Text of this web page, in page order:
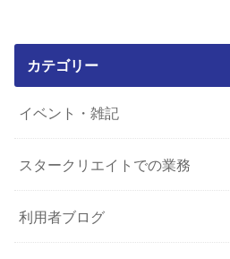
カテゴリー
イベント・雑記
スタークリエイトでの業務
利用者ブログ